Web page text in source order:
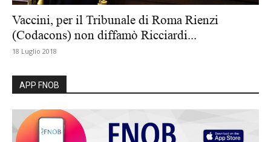
Vaccini, per il Tribunale di Roma Rienzi
(Codacons) non diffamò Ricciardi...
18 Luglio 2018
APP FNOB